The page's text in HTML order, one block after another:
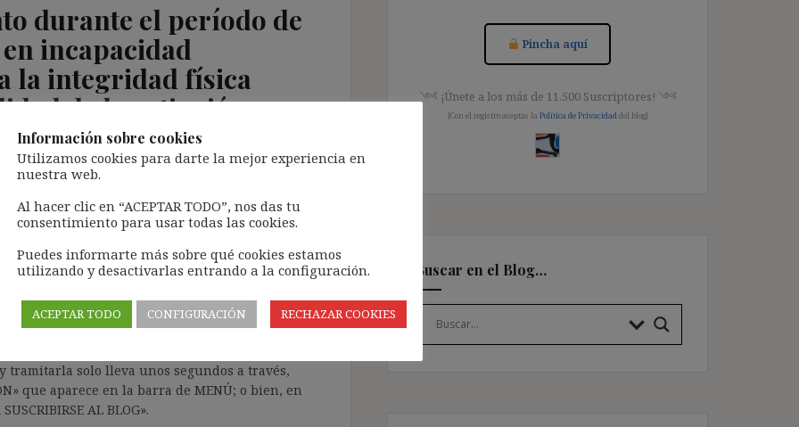
durante el período de
incapacidad
la integridad física
de la extinción
Jurisprudencia
de forma totalmente GRATUITA.
Artificial Generativa (IAG) con
de terceros sin ningún respeto por los
el contenido del blog únicamente a las
tramitarla solo lleva unos segundos a través,
que aparece en la barra de MENÚ; o bien, en
AL BLOG».
Pincha aquí
༺ ¡Únete a los más de 11.500 Suscriptores! ༺
[Con el registro aceptas la Política de Privacidad del blog]
Buscar en el Blog…
Información sobre cookies
Utilizamos cookies para darte la mejor experiencia en
nuestra web.
Al hacer clic en “ACEPTAR TODO”, nos das tu
consentimiento para usar todas las cookies.
Puedes informarte más sobre qué cookies estamos
utilizando y desactivarlas entrando a la configuración.
ACEPTAR TODO CONFIGURACIÓN RECHAZAR COOKIES